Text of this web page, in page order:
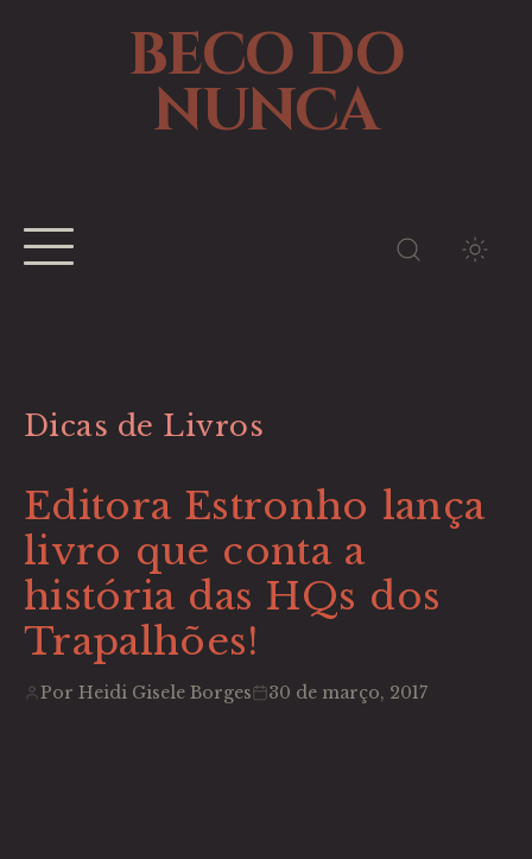
BECO DO
NUNCA
Dicas de Livros
Editora Estronho lança
livro que conta a
história das HQs dos
Trapalhões!
Por Heidi Gisele Borges 30 de março, 2017